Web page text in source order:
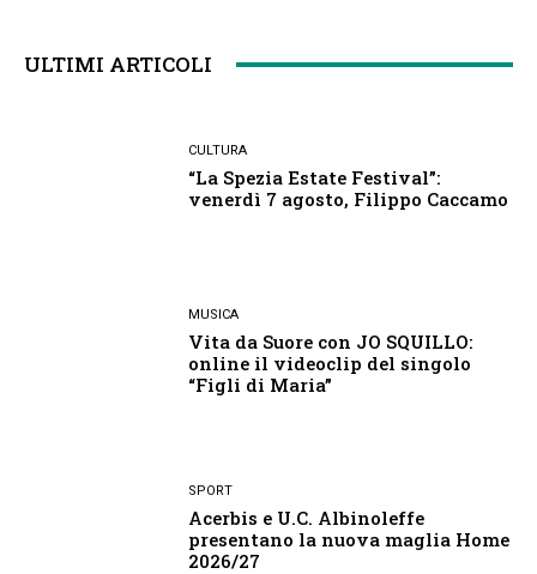
ULTIMI ARTICOLI
CULTURA
“La Spezia Estate Festival”:
venerdì 7 agosto, Filippo Caccamo
MUSICA
Vita da Suore con JO SQUILLO:
online il videoclip del singolo
“Figli di Maria”
SPORT
Acerbis e U.C. Albinoleffe
presentano la nuova maglia Home
2026/27